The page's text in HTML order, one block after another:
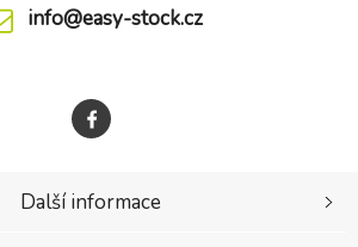
info@easy-stock.cz
Další informace